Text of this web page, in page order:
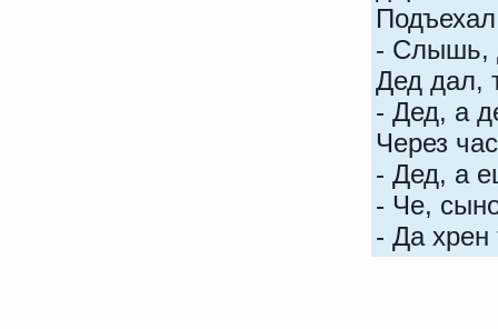
- Слышь,
Дед дал,
- Дед, а
Через
- Дед, а
- Че,
- Да хрен